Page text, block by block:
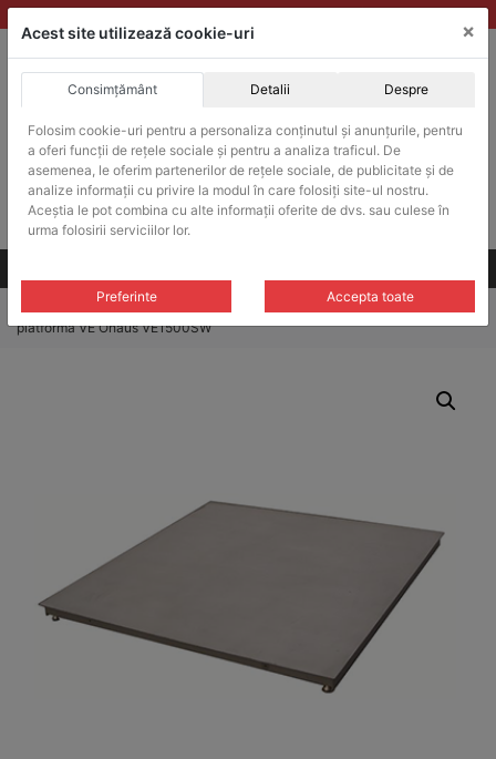
Skip
to
ACHIZITII PUBLICE
Produsele pot fi achizitionate si in sistemul SEAP / SICAP
Products
search
CAUTARE
Cere-ne oferta!
Platforme cantarire
/ Cantar industrial
platforma VE Ohaus VE1500SW
Acest site utilizează cookie-uri ×
Consimțământ Detalii Despre
Folosim cookie-uri pentru a personaliza conținutul și anunțurile, pentru
a oferi funcții de rețele sociale și pentru a analiza traficul. De
asemenea, le oferim partenerilor de rețele sociale, de publicitate și de
analize informații cu privire la modul în care folosiți site-ul nostru.
Aceștia le pot combina cu alte informații oferite de dvs. sau culese în
urma folosirii serviciilor lor.
Preferinte Accepta toate